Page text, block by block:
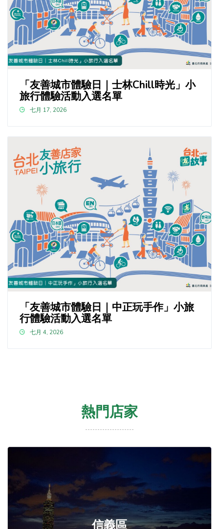
「友善城市體驗日｜士林Chill時光」小
旅行體驗活動入選名單
七月 17, 2026
「友善城市體驗日｜中正玩手作」小旅
行體驗活動入選名單
七月 4, 2026
熱門店家
信義區